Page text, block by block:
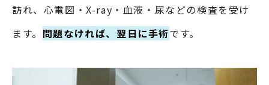
訪れ、心電図・X-ray・血液・尿などの検査を受け
ます。 問題なければ、翌日に手術です。